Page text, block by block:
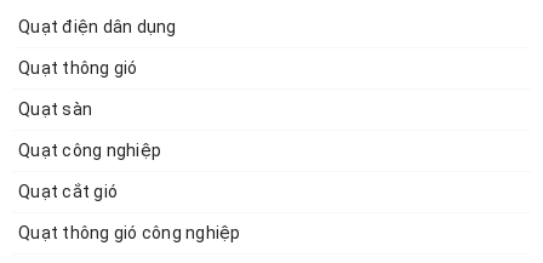
Quạt điện dân dụng
Quạt thông gió
Quạt sàn
Quạt công nghiệp
Quạt cắt gió
Quạt thông gió công nghiệp